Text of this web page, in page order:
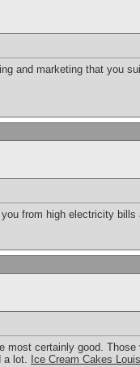
and marketing that you
from high electricity bills
most certainly good.
a lot. Ice Cream Cakes